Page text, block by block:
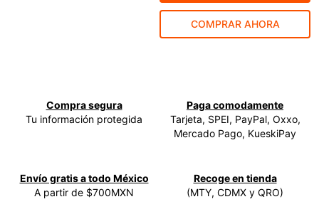
COMPRAR AHORA
Compra segura
Tu información protegida
Paga comodamente
Tarjeta, SPEI, PayPal, Oxxo,
Mercado Pago, KueskiPay
Envío gratis a todo México
A partir de $700MXN
Recoge en tienda
(MTY, CDMX y QRO)